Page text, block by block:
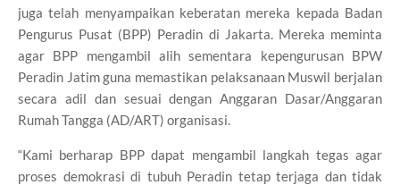
juga telah menyampaikan keberatan mereka kepada Badan
Pengurus Pusat (BPP) Peradin di Jakarta. Mereka meminta
agar BPP mengambil alih sementara kepengurusan BPW
Peradin Jatim guna memastikan pelaksanaan Muswil berjalan
secara adil dan sesuai dengan Anggaran Dasar/Anggaran
Rumah Tangga (AD/ART) organisasi.
“Kami berharap BPP dapat mengambil langkah tegas agar
proses demokrasi di tubuh Peradin tetap terjaga dan tidak